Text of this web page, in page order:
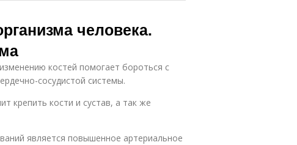
человека.
костей помогает бороться с
сосудистой системы.
крепить кости и сустав, а так же
является повышенное артериальное